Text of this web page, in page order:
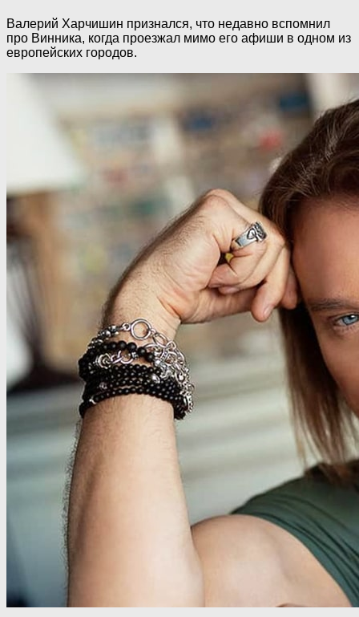
Валерий Харчишин признался, что недавно вспомнил
про Винника, когда проезжал мимо его афиши в одном из
европейских городов.